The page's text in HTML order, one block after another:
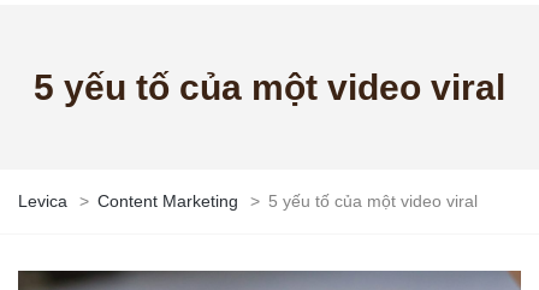
5 yếu tố của một video viral
Levica > Content Marketing > 5 yếu tố của một video viral